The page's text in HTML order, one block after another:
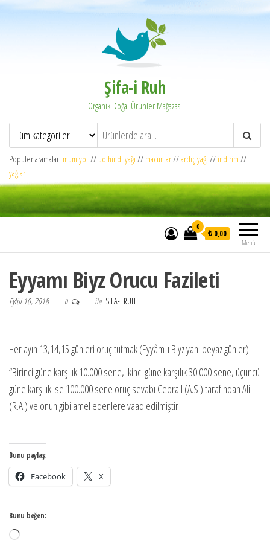
Şifa-i Ruh
Organik Doğal Ürünler Mağazası
Popüler aramalar: mumiyo // udihindi yağı // macunlar//ardıç yağı // indirim //
yağlar
Menü
0
₺ 0,00
Eyyamı Biyz Orucu Fazileti
Eylül 10, 2018 0 ile SIFA-I RUH
Her ayın 13,14,15 günleri oruç tutmak (Eyyâm-ı Biyz yani beyaz günler):
“Birinci güne karşılık 10.000 sene, ikinci güne karşılık 30.000 sene, üçüncü
güne karşılık ise 100.000 sene oruç sevabı Cebrail (A.S.) tarafından Ali
(R.A.) ve onun gibi amel edenlere vaad edilmiştir
Bunu paylaş:
Facebook X
Bunu beğen:
Yükleniyor...